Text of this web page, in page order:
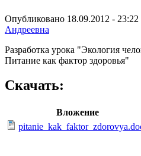
Опубликовано 18.09.2012 - 23:22
Андреевна
Разработка урока "Экология
Питание как фактор здоровья"
Скачать:
Вложение